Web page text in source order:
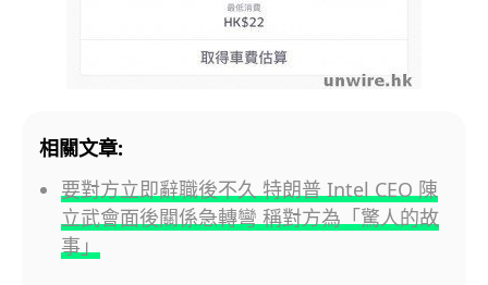
相關文章:
要對方立即辭職後不久 特朗普 Intel CEO 陳
立武會面後關係急轉彎 稱對方為「驚人的故
事」